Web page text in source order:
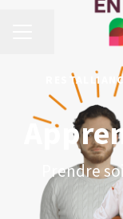
Partager la page
Prendre